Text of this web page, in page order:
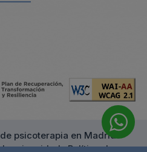
psicoterapia en Madrid ·
privacidad·Política de